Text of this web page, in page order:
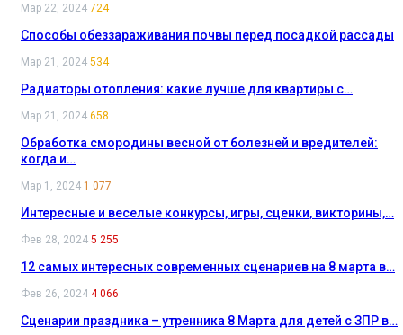
Мар 22, 2024 724
Способы обеззараживания почвы перед посадкой рассады
Мар 21, 2024 534
Радиаторы отопления: какие лучше для квартиры с…
Мар 21, 2024 658
Обработка смородины весной от болезней и вредителей:
когда и…
Мар 1, 2024 1 077
Интересные и веселые конкурсы, игры, сценки, викторины,…
Фев 28, 2024 5 255
12 самых интересных современных сценариев на 8 марта в…
Фев 26, 2024 4 066
Сценарии праздника – утренника 8 Марта для детей с ЗПР в…